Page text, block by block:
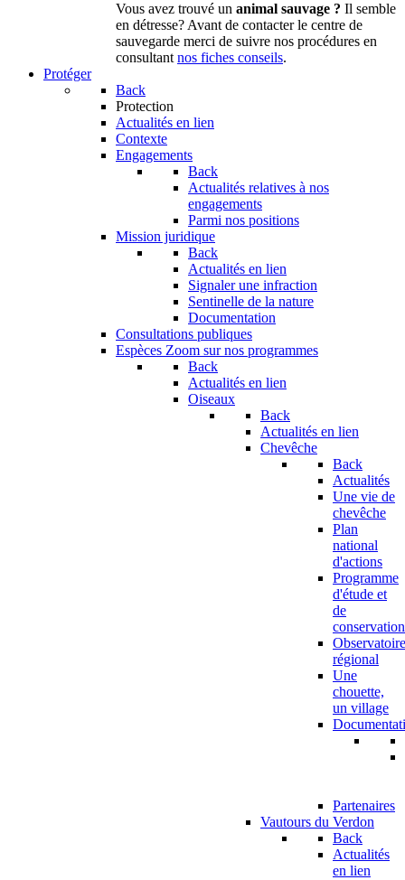
Vous avez trouvé un animal sauvage ? Il semble
en détresse? Avant de contacter le centre de
sauvegarde merci de suivre nos procédures en
consultantnos fiches conseils.
Protéger
Back
Protection
Actualités en lien
Contexte
Engagements
Back
Actualités relatives à nos
engagements
Parmi nos positions
Mission juridique
Back
Actualités en lien
Signaler une infraction
Sentinelle de la nature
Documentation
Consultations publiques
Espèces Zoom sur nos programmes
Back
Actualités en lien
Oiseaux
Back
Actualités en lien
Chevêche
Back
Actualités
Une vie de
chevêche
Plan
national
d'actions
Programme
d'étude et
de
conservation
Observatoire
régional
Une
chouette,
un village
Partenaires
Vautours du Verdon
Back
Actualités
en lien